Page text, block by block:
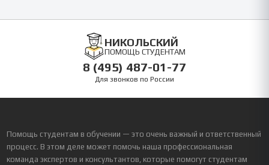
НИКОЛЬСКИЙ
ПОМОЩЬ СТУДЕНТАМ
8 (495) 487-01-77
Для звонков по России
Помощь студентам в обучении — это очень важный и ответственный
процесс. В этом деле может помочь наша профессиональная
команда экспертов и консультантов, которые помогут студентам